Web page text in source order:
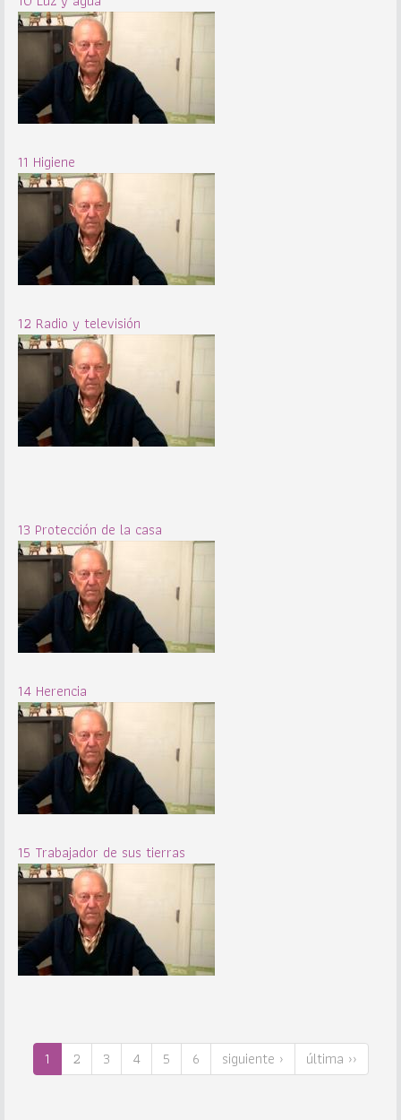
11 Higiene
12 Radio y televisión
13 Protección de la casa
14 Herencia
15 Trabajador de sus tierras
1 2 3 4 5 6 siguiente › última ››